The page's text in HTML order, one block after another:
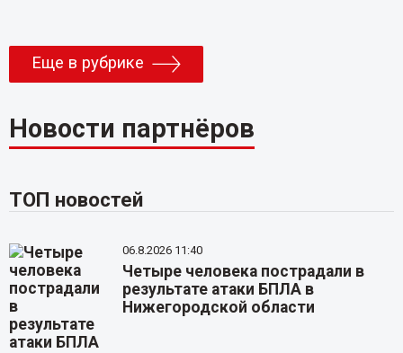
Еще в рубрике
Новости партнёров
ТОП новостей
06.8.2026 11:40
Четыре человека пострадали в
результате атаки БПЛА в
Нижегородской области